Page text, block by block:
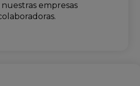
empresas